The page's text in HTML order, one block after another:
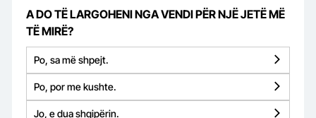
A DO TË LARGOHENI NGA VENDI PËR NJË JETË MË
TË MIRË?
Po, sa më shpejt.
Po, por me kushte.
Jo, e dua shqipërin.